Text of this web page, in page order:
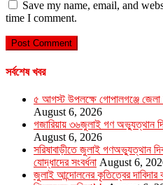
Save my name, email, and
time I comment.
সর্বশেষ খবর
৫ আগস্ট উপলক্ষে গোপালগঞ্জে জেলা
August 6, 2026
গজারিয়ায় ৩৬জুলাই গণ অভ্যুত্থান
August 6, 2026
সরিষাবাড়ীতে জুলাই গণঅভ্যুত্থান
যোদ্ধাদের সংবর্ধনা August 6,
জুলাই আন্দোলনের কৃতিত্বের